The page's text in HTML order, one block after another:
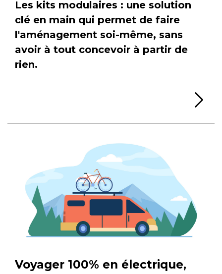
Les kits modulaires : une solution
clé en main qui permet de faire
l'aménagement soi-même, sans
avoir à tout concevoir à partir de
rien.
Voyager 100% en électrique,